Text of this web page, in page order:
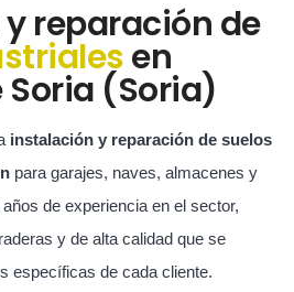
reparación de
en
(Soria)
instalación y reparación de suelos
para garajes, naves, almacenes y
de experiencia en el sector,
y de alta calidad que se
específicas de cada cliente.